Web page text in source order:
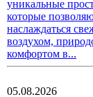
уникальные
которые
наслаждаться
воздухом,
комфортом в...
05.08.2026